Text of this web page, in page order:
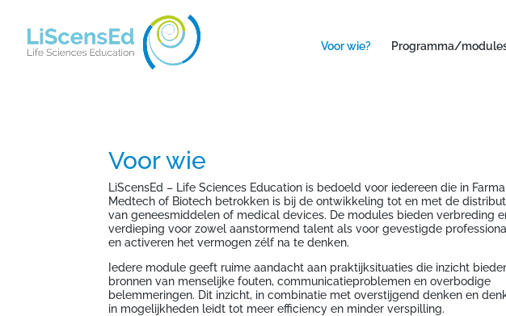
Voor wie? Programma/
Voor wie
LiScensEd – Life Sciences Education is bedoeld voor iedereen die in Farma,
Medtech of Biotech betrokken is bij de ontwikkeling tot en met de
van geneesmiddelen of medical devices. De modules bieden verbreding
verdieping voor zowel aanstormend talent als voor gevestigde
en activeren het vermogen zélf na te denken.
Iedere module geeft ruime aandacht aan praktijksituaties die inzicht
bronnen van menselijke fouten, communicatieproblemen en overbodige
belemmeringen. Dit inzicht, in combinatie met overstijgend denken en
in mogelijkheden leidt tot meer efficiency en minder verspilling.